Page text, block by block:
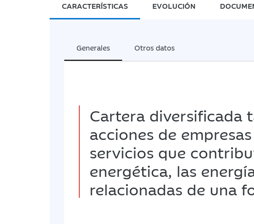
CARACTERÍSTICAS EVOLUCIÓN
Generales Otros datos
Cartera diversificada
acciones de
servicios que
energética, las
relacionadas de una